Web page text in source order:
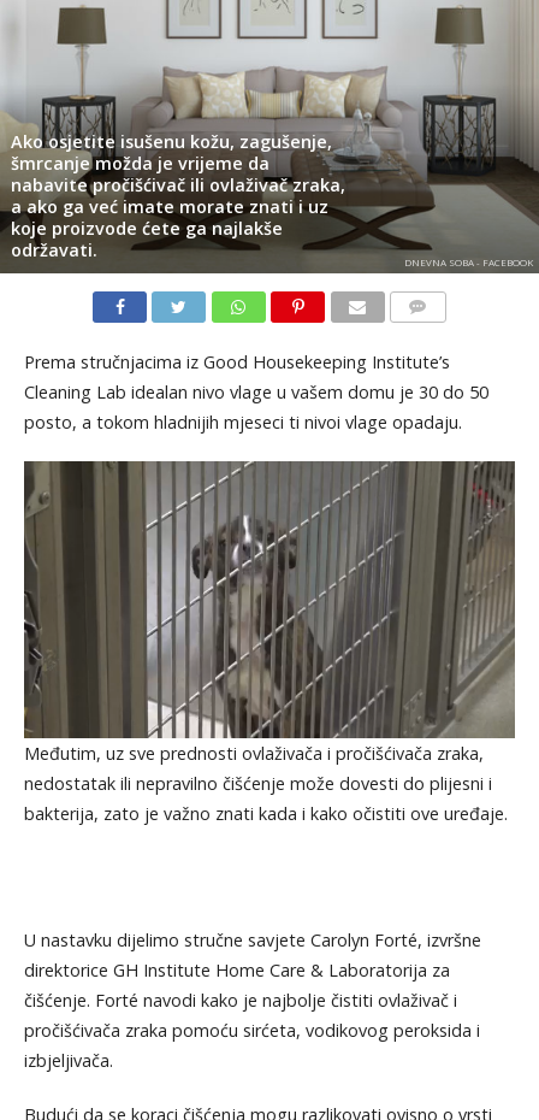
Ako osjetite isušenu kožu, zagušenje,
šmrcanje možda je vrijeme da
nabavite pročišćivač ili ovlaživač zraka,
a ako ga već imate morate znati i uz
koje proizvode ćete ga najlakše
održavati.
DNEVNA SOBA - FACEBOOK
Prema stručnjacima iz Good Housekeeping Institute’s
Cleaning Lab idealan nivo vlage u vašem domu je 30 do 50
posto, a tokom hladnijih mjeseci ti nivoi vlage opadaju.
Međutim, uz sve prednosti ovlaživača i pročišćivača zraka,
nedostatak ili nepravilno čišćenje može dovesti do plijesni i
bakterija, zato je važno znati kada i kako očistiti ove uređaje.
U nastavku dijelimo stručne savjete Carolyn Forté, izvršne
direktorice GH Institute Home Care & Laboratorija za
čišćenje. Forté navodi kako je najbolje čistiti ovlaživač i
pročišćivača zraka pomoću sirćeta, vodikovog peroksida i
izbjeljivača.
Budući da se koraci čišćenja mogu razlikovati ovisno o vrsti